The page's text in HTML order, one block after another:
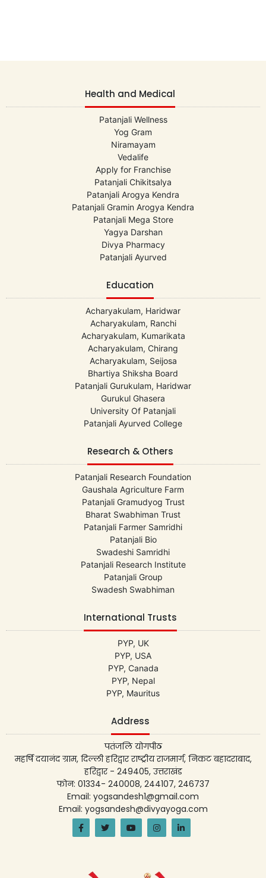
Health and Medical
Patanjali Wellness
Yog Gram
Niramayam
Vedalife
Apply for Franchise
Patanjali Chikitsalya
Patanjali Arogya Kendra
Patanjali Gramin Arogya Kendra
Patanjali Mega Store
Yagya Darshan
Divya Pharmacy
Patanjali Ayurved
Education
Acharyakulam, Haridwar
Acharyakulam, Ranchi
Acharyakulam, Kumarikata
Acharyakulam, Chirang
Acharyakulam, Seijosa
Bhartiya Shiksha Board
Patanjali Gurukulam, Haridwar
Gurukul Ghasera
University Of Patanjali
Patanjali Ayurved College
Research & Others
Patanjali Research Foundation
Gaushala Agriculture Farm
Patanjali Gramudyog Trust
Bharat Swabhiman Trust
Patanjali Farmer Samridhi
Patanjali Bio
Swadeshi Samridhi
Patanjali Research Institute
Patanjali Group
Swadesh Swabhiman
International Trusts
PYP, UK
PYP, USA
PYP, Canada
PYP, Nepal
PYP, Mauritus
Address
पतंजलि योगपीठ
महर्षि दयानंद ग्राम, दिल्ली हरिद्वार राष्ट्रीय राजमार्ग, निकट बहादराबाद,
हरिद्वार - 249405, उत्तराखंड
फोन: 01334- 240008, 244107, 246737
Email: yogsandesh1@gmail.com
Email: yogsandesh@divyayoga.com